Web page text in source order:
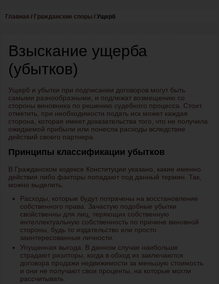
Главная / Гражданские споры / Ущерб
Взыскание ущерба
(убытков)
Ущерб и убытки при подписании договоров могут быть
самыми разнообразными, и подлежат возмещению со
стороны виновника по решению судебного процесса. Стоит
отметить, при необходимости подать иск может каждая
сторона, которая имеет доказательства того, что не получила
ожидаемой прибыли или понесла расходы вследствие
действий своего партнера.
Принципы классификации убытков
В Гражданском кодексе Конституции указано, какие именно
действия либо факторы попадают под данный термин. Так,
можно выделить:
Расходы, которые будут потрачены на восстановление
собственного права. Зачастую подобные убытки
свойственны для лиц, теряющих собственную
интеллектуальную собственность по причине виновной
стороны, будь то издательство или просто
заинтересованные личности.
Упущенная выгода. В данном случае наибольше
страдают риэлторы, когда в обход их заключаются
договора продажи недвижимости за меньшую стоимость
и они не получают свои проценты, на которые могли
рассчитывать.